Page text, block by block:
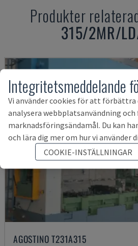
Produkter
315/2MR/
AGOSTINO T231A315
Integritetsmeddelande
Vi använder cookies för att förbättra
analysera webbplatsanvändning
marknadsföringsändamål. Du kan
och lära dig mer om hur vi använder
COOKIE-INSTÄLLNINGAR